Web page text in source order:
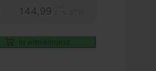
144,99
In winkelmand